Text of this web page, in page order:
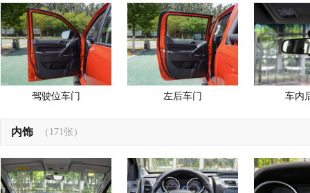
驾驶位车门 左后车门 车内
内饰 （171张）